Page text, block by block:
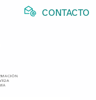
CONTACTO